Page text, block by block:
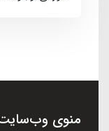
منوی